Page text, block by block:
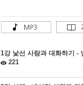
1강 낯선 사람과 대화하기 -
221